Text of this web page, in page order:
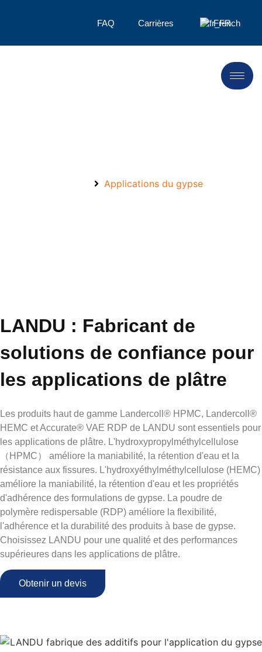
FAQ Carrières French
Applications du gypse
LANDU : Fabricant de
solutions de confiance pour
les applications de plâtre
Les produits haut de gamme Landercoll® HPMC, Landercoll®
HEMC et Accurate® VAE RDP de LANDU sont essentiels pour
les applications de plâtre. L'hydroxypropylméthylcellulose
（HPMC） améliore la maniabilité, la rétention d'eau et la
résistance aux fissures. L'hydroxyéthylméthylcellulose (HEMC)
améliore la maniabilité, la rétention d'eau et les propriétés
d'adhérence des formulations de gypse. La poudre de
polymère redispersable (RDP) améliore la flexibilité,
l'adhérence et la durabilité des produits à base de gypse.
Choisissez LANDU pour une qualité et des performances
supérieures dans les applications de plâtre.
Obtenir un devis